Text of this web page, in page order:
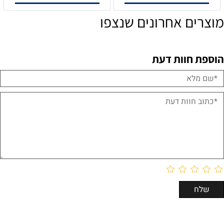
מוצרים אחרונים שנצפו
הוספת חוות דעת